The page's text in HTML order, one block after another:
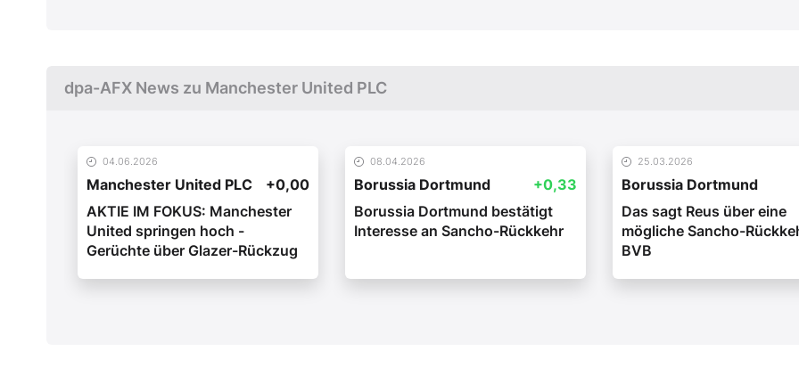
dpa-AFX News zu Manchester United PLC
04.06.2026
Manchester United PLC
+0,00
AKTIE IM FOKUS: Manchester
United springen hoch -
Gerüchte über Glazer-Rückzug
08.04.2026
Borussia Dortmund
+0,33
Borussia Dortmund bestätigt
Interesse an Sancho-Rückkehr
25.03.2026
Borussia Dortmund
Das sagt Reus über eine
mögliche Sancho-
BVB